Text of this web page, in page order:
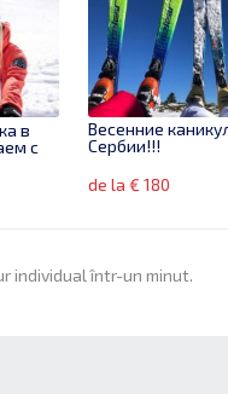
в
с
Весенние
Сербии!!!
de la € 180
individual într-un minut.